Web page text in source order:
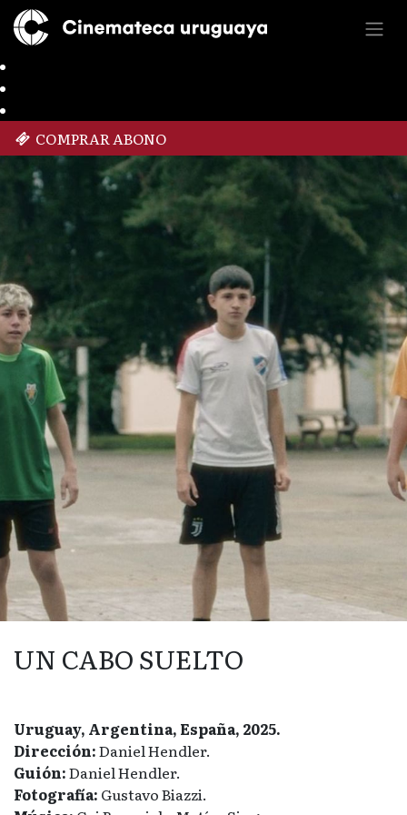
COMPRAR ABONO
UN CABO SUELTO
Uruguay, Argentina, España, 2025.
Dirección:Daniel Hendler.
Guión:Daniel Hendler.
Fotografía: Gustavo Biazzi.